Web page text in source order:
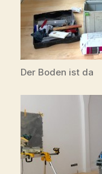
Der Boden ist da